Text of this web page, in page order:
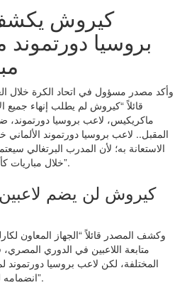
كيروش
بروسيا
وأكد مصدر مسؤول في اتحاد الكرة خلال
قائلاً “كيروش لم يطلب إنهاء جميع
ماكريكيس، لاعب بروسيا دورتموند،
المقبل.. لاعب بروسيا دورتموند
الاستعانة به؛ لأن المدرب البرتغالي
خلال مباريات كأس الأمم الأفريقية بالكاميرون”.
كيروش لن يضم
وكشف المصدر قائلاً “الجهاز المعاون
متابعة اللاعبين في الدوري
المختلفة، لكن لاعب بروسيا
انضمامه للمنتخب قبل مباراتي السنغال”.